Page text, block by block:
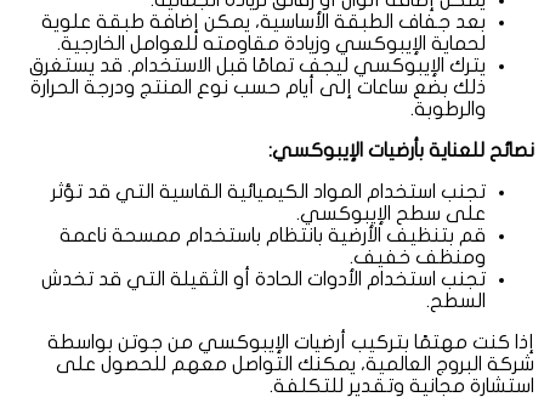
بعد جفاف الطبقة الأساسية، يمكن إضافة طبقة علوية
لحماية الإيبوكسي وزيادة مقاومته للعوامل الخارجية.
يترك الإيبوكسي ليجف تمامًا قبل الاستخدام. قد يستغرق
ذلك بضع ساعات إلى أيام حسب نوع المنتج ودرجة الحرارة
والرطوبة.
نصائح للعناية بأرضيات الإيبوكسي:
تجنب استخدام المواد الكيميائية القاسية التي قد تؤثر
على سطح الإيبوكسي.
قم بتنظيف الأرضية بانتظام باستخدام ممسحة ناعمة
ومنظف خفيف.
تجنب استخدام الأدوات الحادة أو الثقيلة التي قد تخدش
السطح.
إذا كنت مهتمًا بتركيب أرضيات الإيبوكسي من جوتن بواسطة
شركة البروج العالمية، يمكنك التواصل معهم للحصول على
استشارة مجانية وتقدير للتكلفة.